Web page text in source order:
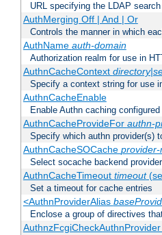
URL specifying the LDAP
AuthMerging Off | And | Or
Controls the manner in which
AuthName auth-domain
Authorization realm for use in
AuthnCacheContext
Specify a context string for use
AuthnCacheEnable
Enable Authn caching
AuthnCacheProvideFor authn-
Specify which authn provider(s)
AuthnCacheSOCache
Select socache backend
AuthnCacheTimeout timeout
Set a timeout for cache entries
<AuthnProviderAlias
Enclose a group of directives
AuthnzFcgiCheckAuthnProvider